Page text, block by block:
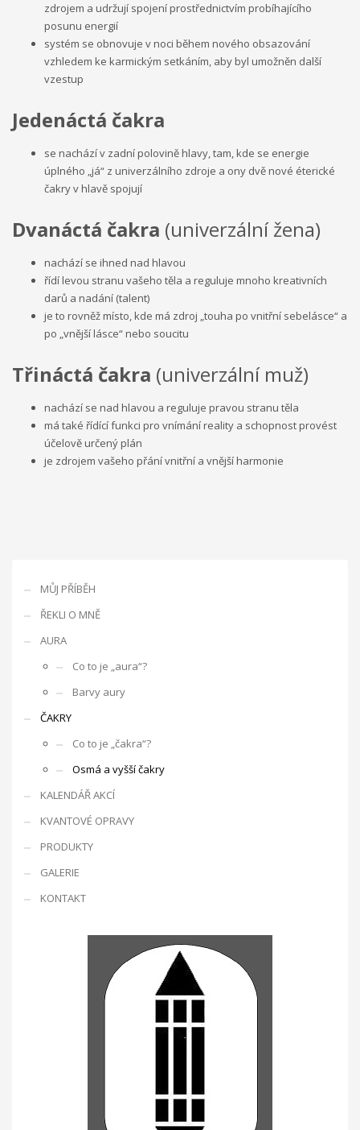
zdrojem a udržují spojení prostřednictvím probíhajícího
posunu energií
systém se obnovuje v noci během nového obsazování
vzhledem ke karmickým setkáním, aby byl umožněn další
vzestup
Jedenáctá čakra
se nachází v zadní polovině hlavy, tam, kde se energie
úplného „já“ z univerzálního zdroje a ony dvě nové éterické
čakry v hlavě spojují
Dvanáctá čakra (univerzální žena)
nachází se ihned nad hlavou
řídí levou stranu vašeho těla a reguluje mnoho kreativních
darů a nadání (talent)
je to rovněž místo, kde má zdroj „touha po vnitřní sebelásce“ a
po „vnější lásce“ nebo soucitu
Třináctá čakra (univerzální muž)
nachází se nad hlavou a reguluje pravou stranu těla
má také řídící funkci pro vnímání reality a schopnost provést
účelově určený plán
je zdrojem vašeho přání vnitřní a vnější harmonie
MŮJ PŘÍBĚH
ŘEKLI O MNĚ
AURA
Co to je „aura“?
Barvy aury
ČAKRY
Co to je „čakra“?
Osmá a vyšší čakry
KALENDÁŘ AKCÍ
KVANTOVÉ OPRAVY
PRODUKTY
GALERIE
KONTAKT